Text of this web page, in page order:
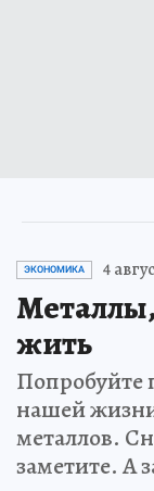
ЭКОНОМИКА 4
жить
Попробуйте
нашей жизни
металлов.
заметите. А